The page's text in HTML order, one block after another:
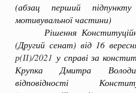
(абзац перший
мотивувальної частини)
Рішення
(Другий сенат) від 16
р(ІІ)/2021 у справі за
Крупка Дмитра
відповідності